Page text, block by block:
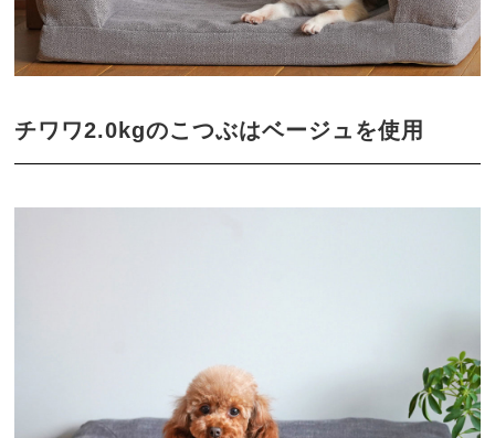
チワワ2.0kgのこつぶはベージュを使用